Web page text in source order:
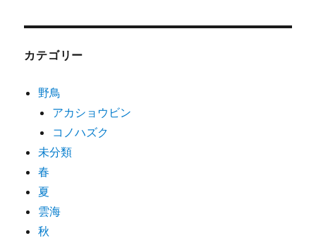
カテゴリー
野鳥
アカショウビン
コノハズク
未分類
春
夏
雲海
秋